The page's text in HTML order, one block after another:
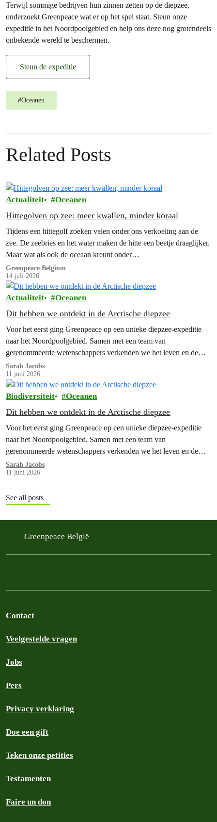
Terwijl sommige bedrijven hun zinnen zetten op de diepzee,
onderzoekt Greenpeace wat er op het spel staat. Steun onze
expeditie in het Noordpoolgebied en help ons deze nog grotendeels
onbekende wereld te beschermen.
Steun de expeditie
#Oceanen
Related Posts
Actualiteit Oceanen
Hittegolven op zee: meer kwallen, minder koraal
Tijdens een hittegolf zoeken velen onder ons verkoeling aan de
zee. De zeebries en het water maken de hitte een beetje draaglijker.
Maar wat als ook de oceaan kreunt onder…
Greenpeace Belgium
14 juli 2026
Actualiteit Oceanen
Dit hebben we ontdekt in de Arctische diepzee
Voor het eerst ging Greenpeace op een unieke diepzee-expeditie
naar het Noordpoolgebied. Samen met een team van
gerenommeerde wetenschappers verkenden we het leven en de
wonderen van de Arctische diepzee, een van de minst bekende
wildernissen op aarde. En wat we daar aantroffen, deed ons
versteld staan.
Sarah Jacobs
11 juni 2026
Biodiversiteit Oceanen
Dit hebben we ontdekt in de Arctische diepzee
Voor het eerst ging Greenpeace op een unieke diepzee-expeditie
naar het Noordpoolgebied. Samen met een team van
gerenommeerde wetenschappers verkenden we het leven en de
wonderen van de Arctische diepzee, een van de minst bekende
wildernissen op aarde. En wat we daar aantroffen, deed ons
Sarah Jacobs
11 juni 2026
See all posts
Greenpeace België
Contact
Veelgestelde vragen
Jobs
Pers
Privacy verklaring
Doe een gift
Teken onze petities
Testamenten
Faire un don